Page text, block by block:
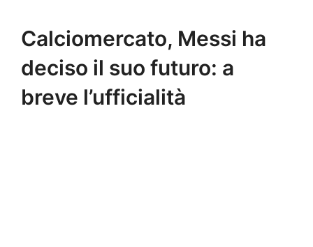
Calciomercato, Messi ha
deciso il suo futuro: a
breve l’ufficialità